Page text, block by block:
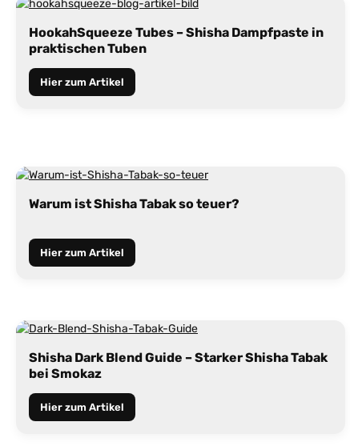
HookahSqueeze Tubes – Shisha Dampfpaste in
praktischen Tuben
Hier zum Artikel
Warum ist Shisha Tabak so teuer?
Hier zum Artikel
Shisha Dark Blend Guide – Starker Shisha Tabak
bei Smokaz
Hier zum Artikel